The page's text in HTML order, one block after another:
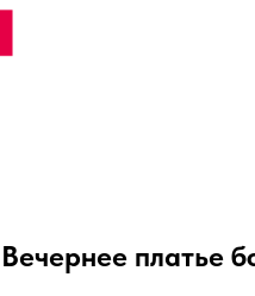
Вечернее платье